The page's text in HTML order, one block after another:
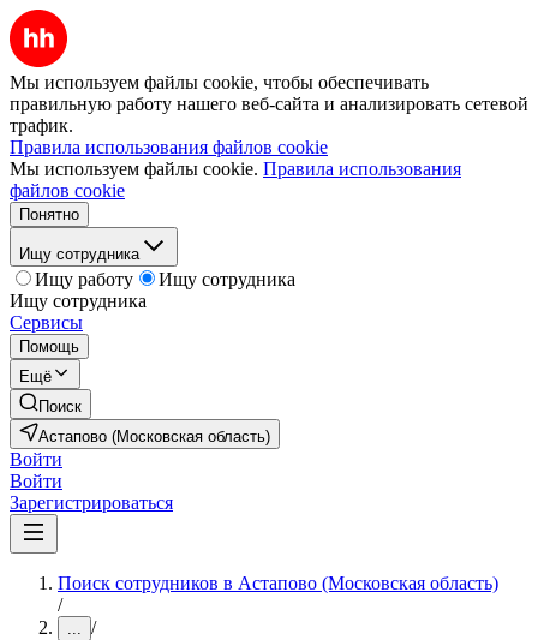
Мы используем файлы cookie, чтобы обеспечивать
правильную работу нашего веб-сайта и анализировать сетевой
трафик.
Правила использования файлов cookie
Мы используем файлы cookie. Правила использования
файлов cookie
Понятно
Ищу сотрудника
Ищу работу
Ищу сотрудника
Ищу сотрудника
Сервисы
Помощь
Ещё
Поиск
Астапово (Московская область)
Войти
Войти
Зарегистрироваться
Поиск сотрудников в Астапово (Московская область)
/
... /